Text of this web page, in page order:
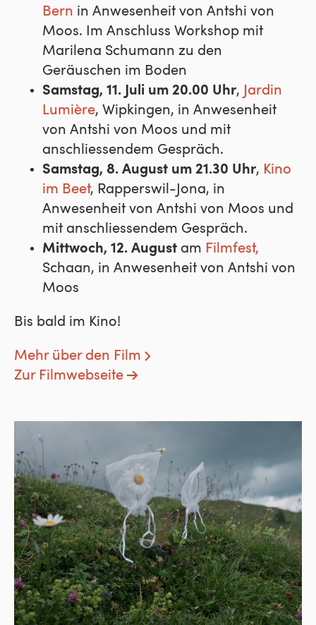
Bern in Anwesenheit von Antshi von
Moos. Im Anschluss Workshop mit
Marilena Schumann zu den
Geräuschen im Boden
Samstag, 11. Juli um 20.00 Uhr,
Jardin
Lumière, Wipkingen, in Anwesenheit
von Antshi von Moos und mit
anschliessendem Gespräch.
Samstag, 8. August um 21.30 Uhr, Kino
im Beet, Rapperswil-Jona, in
Anwesenheit von Antshi von Moos und
mit anschliessendem Gespräch.
Mittwoch, 12. August am Filmfest,
Schaan, in Anwesenheit von Antshi von
Moos
Bis bald im Kino!
Mehr über den Film
Zur Filmwebseite